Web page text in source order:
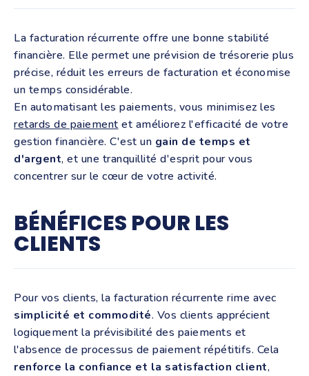
La facturation récurrente offre une bonne stabilité
financière. Elle permet une prévision de trésorerie plus
précise, réduit les erreurs de facturation et économise
un temps considérable.
En automatisant les paiements, vous minimisez les
retards de paiement et améliorez l'efficacité de votre
gestion financière. C'est un gain de temps et
d'argent, et une tranquillité d'esprit pour vous
concentrer sur le cœur de votre activité.
BÉNÉFICES POUR LES
CLIENTS
Pour vos clients, la facturation récurrente rime avec
simplicité et commodité. Vos clients apprécient
logiquement la prévisibilité des paiements et
l'absence de processus de paiement répétitifs. Cela
renforce la confiance et la satisfaction client,